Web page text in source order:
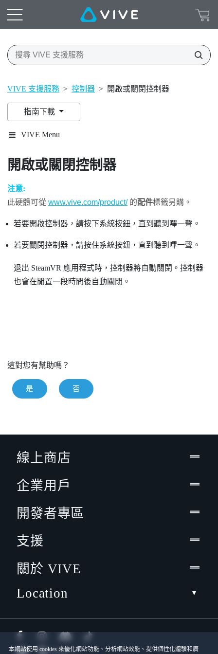
VIVE 支援服務 > 控制器 > 開啟或關閉控制器
指南下載
VIVE Menu
開啟或關閉控制器
注意:
此硬體可從 www.vive.com/product/的配件標籤另購。
若要開啟控制器，請按下系統按鈕，直到聽到嗶一聲。
若要關閉控制器，請按住系統按鈕，直到聽到嗶一聲。
退出 SteamVR 應用程式時，控制器將自動關閉。控制器
也會在閒置一段時間後自動關閉。
這對您有幫助嗎？
是 否
本網站使用 cookies 來優化網站功能、分析網站效能、提供個性化體驗和廣
線上商店
企業用戶
開發者專區
支援
關於 VIVE
Location